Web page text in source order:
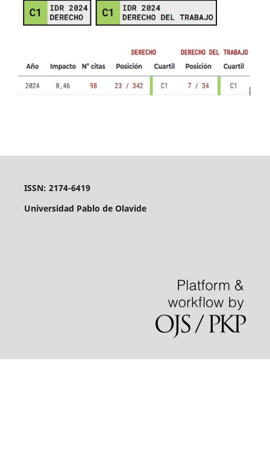
ISSN: 2174-6419
Universidad Pablo de Olavide